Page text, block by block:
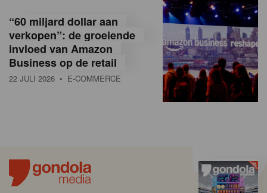
“60 miljard dollar aan
verkopen”: de groeiende
invloed van Amazon
Business op de retail
22 JULI 2026 • E-COMMERCE